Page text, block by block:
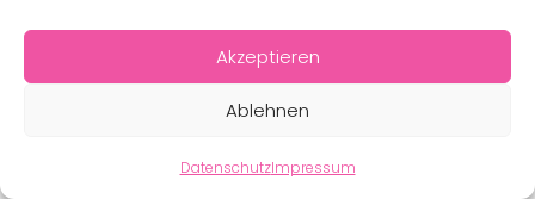
Akzeptieren
Ablehnen
DatenschutzImpressum
© 2026 – Bewegungsland Steiermark gGmbH - Alle